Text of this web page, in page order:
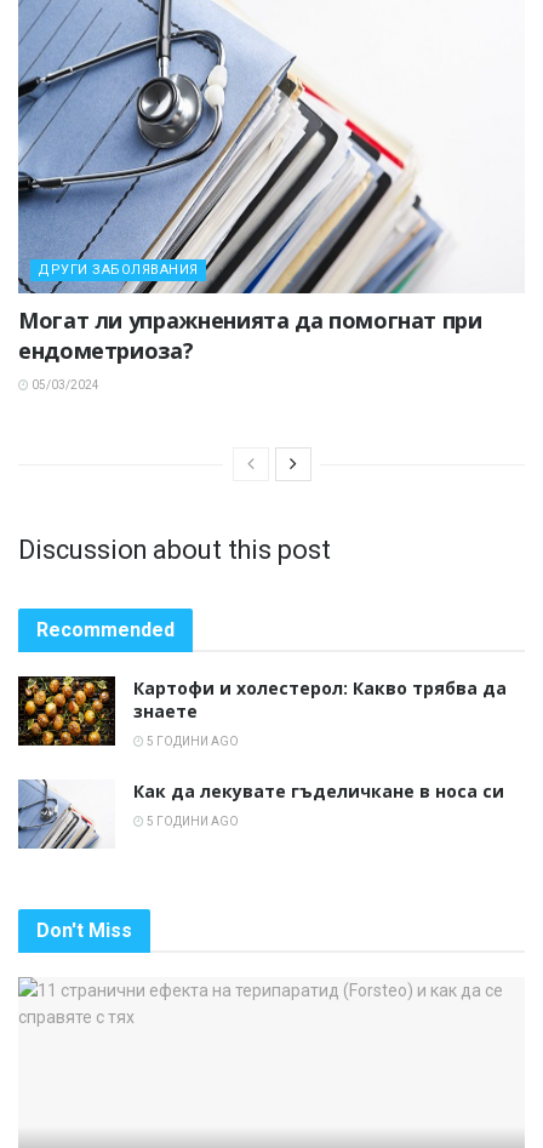
ДРУГИ ЗАБОЛЯВАНИЯ
Могат ли упражненията да помогнат при
ендометриоза?
05/03/2024
Discussion about this post
Recommended
Картофи и холестерол: Какво трябва да
знаете
5 ГОДИНИ AGO
Как да лекувате гъделичкане в носа си
5 ГОДИНИ AGO
Don't Miss